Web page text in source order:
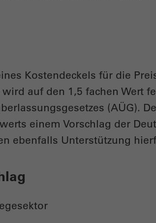
Kostendeckels für die
auf den 1,5 fachen Wert
(AÜG).
einem Vorschlag der
ebenfalls Unterstützung